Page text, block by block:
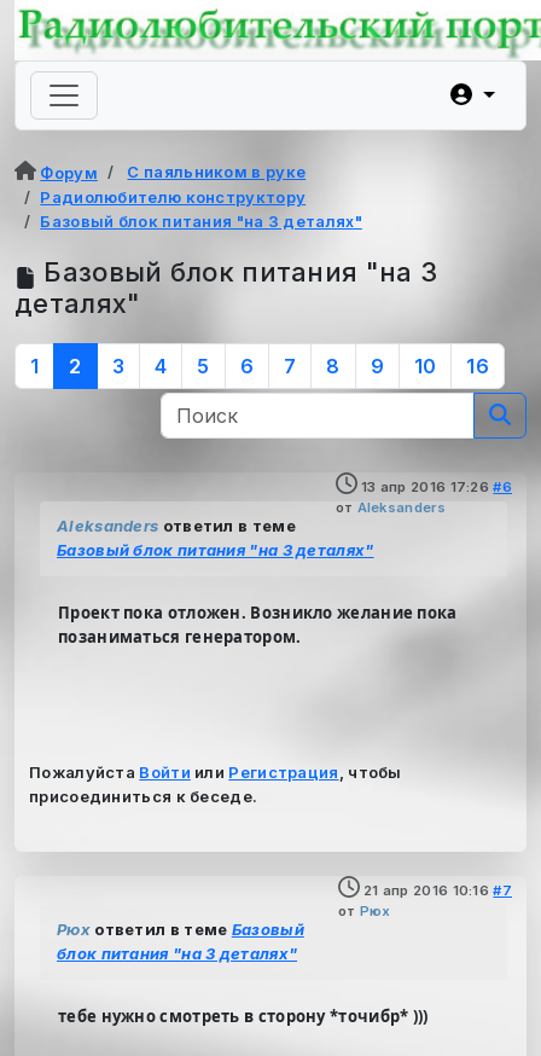
Форум
С паяльником в руке
Радиолюбителю конструктору
Базовый блок питания "на 3 деталях"
Базовый блок питания "на 3
деталях"
1 2 3 4 5 6 7 8 9 10 16
13 апр 2016 17:26 #6
от Aleksanders
Aleksanders ответил в теме
Базовый блок питания "на 3 деталях"
Проект пока отложен. Возникло желание пока
позаниматься генератором.
Пожалуйста Войти или Регистрация
, чтобы
присоединиться к беседе.
21 апр 2016 10:16 #7
от Рюх
Рюхответил в теме Базовый
блок питания "на 3 деталях"
тебе нужно смотреть в сторону *точибр* )))